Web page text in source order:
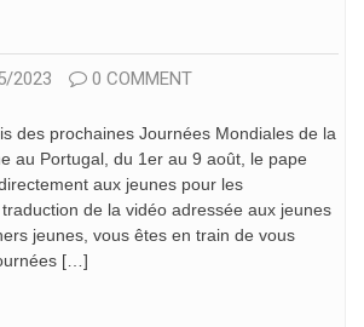
2023 0 COMMENT
des prochaines Journées Mondiales de la
au Portugal, du 1er au 9 août, le pape
aux jeunes pour les
de la vidéo adressée aux jeunes
jeunes, vous êtes en train de vous
[…]